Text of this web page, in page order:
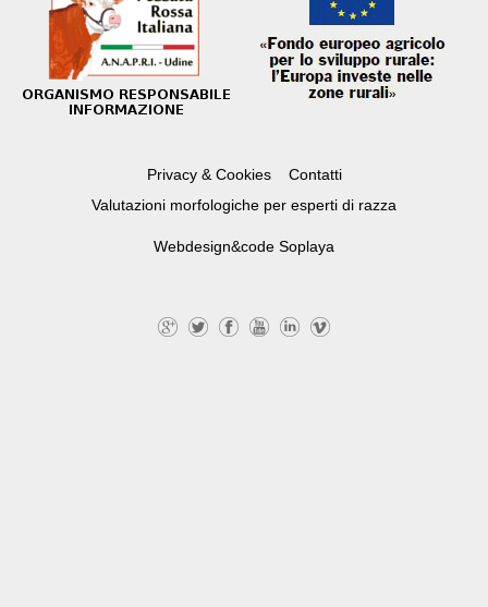
Privacy & Cookies
Contatti
Valutazioni morfologiche per esperti di razza
Webdesign&code Soplaya